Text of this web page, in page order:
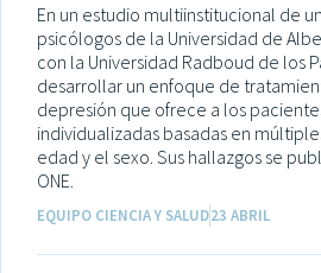
En un estudio multiinstitucional de
psicólogos de la Universidad de
con la Universidad Radboud de los
desarrollar un enfoque de
depresión que ofrece a los
individualizadas basadas en
edad y el sexo. Sus hallazgos se
ONE.
EQUIPO CIENCIA Y SALUD23 ABRIL